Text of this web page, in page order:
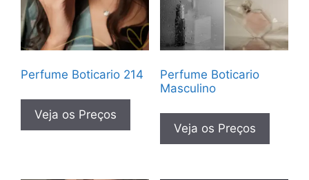
Perfume Boticario 214
Veja os Preços
Perfume Boticario
Masculino
Veja os Preços